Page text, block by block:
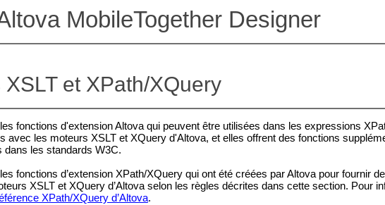
MobileTogether Designer
et XPath/XQuery
fonctions d'extension Altova qui peuvent être utilisées dans les expressions
avec les moteurs XSLT et XQuery d'Altova, et elles offrent des fonctions
dans les standards W3C.
fonctions d’extension XPath/XQuery qui ont été créées par Altova pour fournir
XSLT et XQuery d’Altova selon les règles décrites dans cette section. Pour
XPath/XQuery d’Altova.